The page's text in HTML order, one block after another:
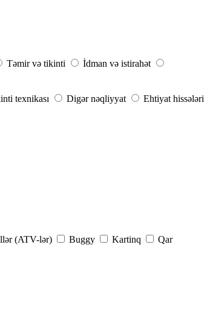
Təmir və tikinti
İdman və istirahət
texnikası Digər nəqliyyat
Ehtiyat hissələri
(ATV-lər) Buggy Kartinq
Qar